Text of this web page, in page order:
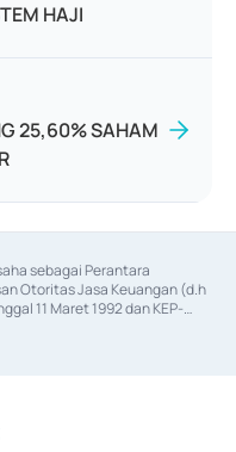
HAJI
25,60% SAHAM
sebagai Perantara
Otoritas Jasa Keuangan (d.h
11 Maret 1992 dan KEP-
sebagai Penjamin Emisi
Keuangan Nomor KEP-
Nomor S-
izin usaha lainnya